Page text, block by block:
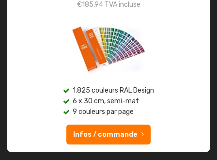
€185,94TVA incluse
1.825 couleurs RAL Design
6 x 30 cm, semi-mat
9 couleurs par page
Infos / commande